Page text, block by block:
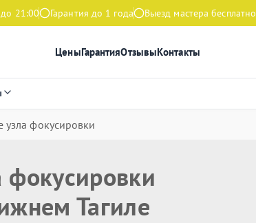
21:00 Гарантия до 1 года Выезд мастера бесплатно
ЦеныГарантияОтзывыКонтакты
узла фокусировки
фокусировки
Тагиле